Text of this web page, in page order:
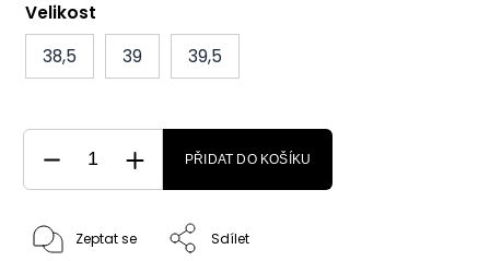
Velikost
38,5
39 39,5
PŘIDAT DO KOŠÍKU
Zeptat se Sdílet